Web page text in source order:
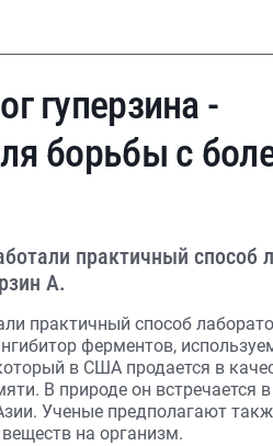
гуперзина -
борьбы с
практичный способ
А.
практичный способ
ферментов,
в США продается в
В природе он встречается
Ученые предполагают
на организм.